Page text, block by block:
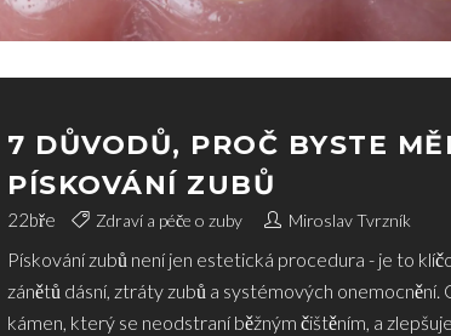
7 DŮVODŮ, PROČ BYSTE
PÍSKOVÁNÍ ZUBŮ
22bře Zdraví a péče o zuby Miroslav Tvrzník
Pískování zubů není jen estetická procedura - je to
zánětů dásní, ztráty zubů a systémových onemocnění.
kámen, který se neodstraní běžným čištěním, a